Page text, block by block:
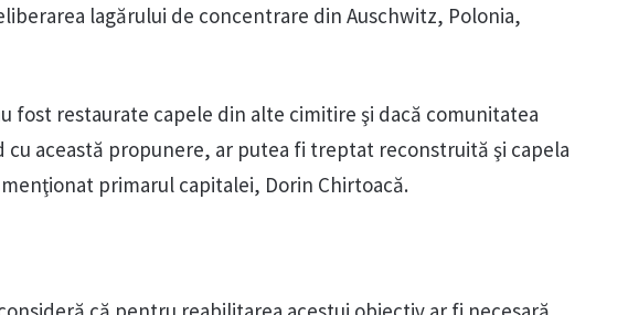
lagărului de concentrare din Auschwitz, Polonia,
fost restaurate capele din alte cimitire şi dacă comunitatea
cu această propunere, ar putea fi treptat reconstruită şi capela
menţionat primarul capitalei, Dorin Chirtoacă.